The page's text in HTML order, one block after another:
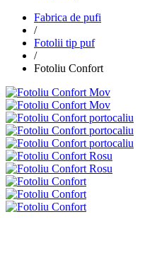
Fabrica de pufi
/
Fotolii tip puf
/
Fotoliu Confort